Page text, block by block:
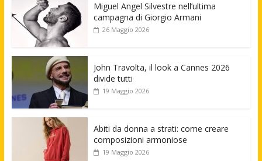
Miguel Angel Silvestre nell’ultima
campagna di Giorgio Armani
26 Maggio 2026
John Travolta, il look a Cannes 2026
divide tutti
19 Maggio 2026
Abiti da donna a strati: come creare
composizioni armoniose
19 Maggio 2026